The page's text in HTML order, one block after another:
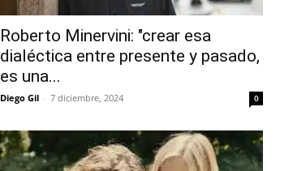
Roberto Minervini: "crear esa
dialéctica entre presente y pasado,
es una...
Diego Gil - 7 diciembre, 2024 0